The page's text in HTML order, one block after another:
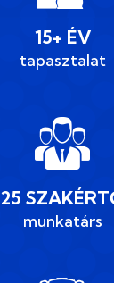
15+ ÉV
tapasztalat
25
munkatárs